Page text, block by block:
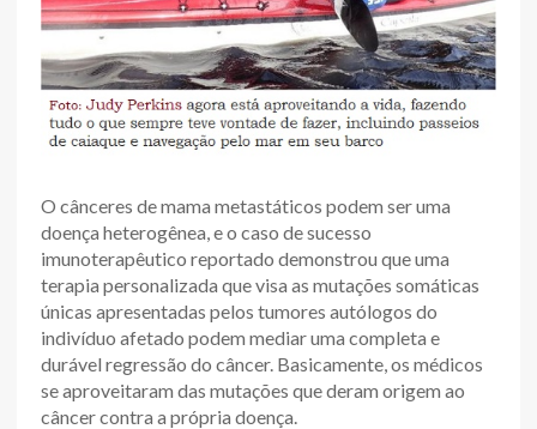
O cânceres de mama metastáticos podem ser uma
doença heterogênea, e o caso de sucesso
imunoterapêutico reportado demonstrou que uma
terapia personalizada que visa as mutações somáticas
únicas apresentadas pelos tumores autólogos do
indivíduo afetado podem mediar uma completa e
durável regressão do câncer. Basicamente, os médicos
se aproveitaram das mutações que deram origem ao
câncer contra a própria doença.